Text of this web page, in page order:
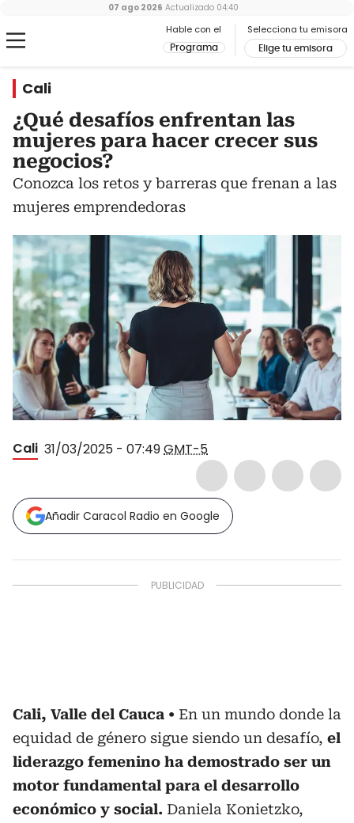
Hable con el
Programa
Selecciona tu emisora
Elige tu emisora
07 ago 2026 Actualizado 04:40
Cali
¿Qué desafíos enfrentan las
mujeres para hacer crecer sus
negocios?
Conozca los retos y barreras que frenan a las
mujeres emprendedoras
Cali 31/03/2025 - 07:49GMT-5
Añadir Caracol Radio en Google
Cali, Valle del Cauca
En un mundo donde la
equidad de género sigue siendo un desafío, el
liderazgo femenino ha demostrado ser un
motor fundamental para el desarrollo
económico y social. Daniela Konietzko,